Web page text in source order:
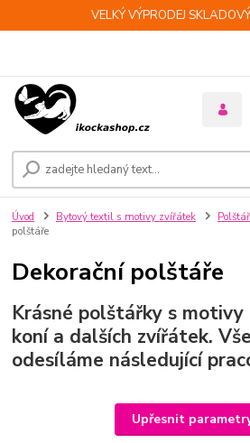
VELKÝ VÝPRODEJ
Úvod Bytový textil s motivy zvířátek
polštáře
Dekorační polštáře
Krásné polštářky s motivy
koní a dalších zvířátek.
odesíláme následující
Upřesnit